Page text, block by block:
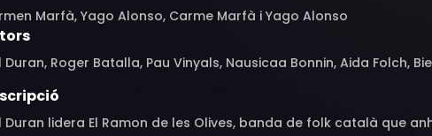
Marfà, Yago Alonso, Carme Marfà i Yago Alonso
Duran, Roger Batalla, Pau Vinyals, Nausicaa Bonnin, Aida Folch,
Duran lidera El Ramon de les Olives, banda de folk català que